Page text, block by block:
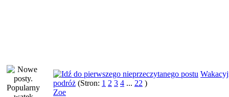
podróż (Stron: 1 2 3 4 ... 22 )
Zoe